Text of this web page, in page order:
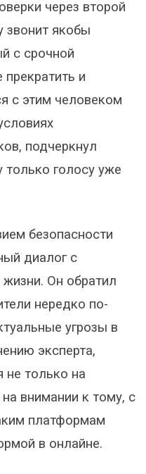
через второй
звонит якобы
с срочной
и
с этим человеком
подчеркнул
только голосу уже
безопасности
диалог с
Он обратил
нередко по-
угрозы в
эксперта,
не только на
внимании к тому, с
платформам
в онлайне.